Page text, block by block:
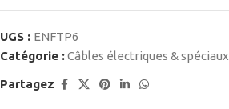
UGS : ENFTP6
Catégorie :Câbles électriques & spéciaux
Partagez